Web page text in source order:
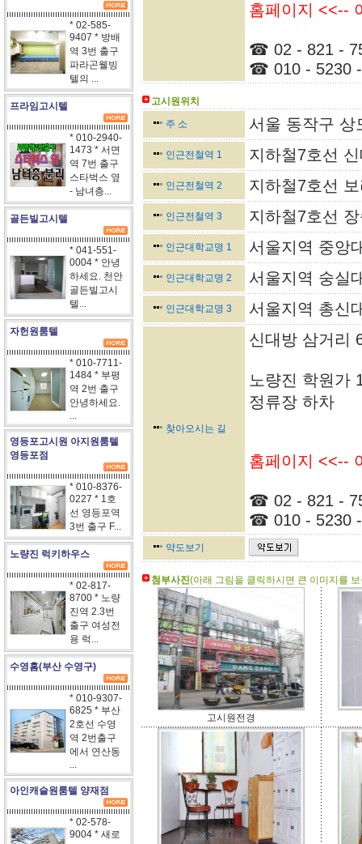
* 02-585-
9407 * 방배
역 3번 출구
파라곤웰빙
텔의 ...
프라임고시텔
* 010-2940-
1473 * 서면
역 7번 출구
스타벅스 옆
- 남녀층...
골든빌고시텔
* 041-551-
0004 * 안녕
하세요. 천안
골든빌고시
텔...
자헌원룸텔
* 010-7711-
1484 * 부평
역 2번 출구
안녕하세요.
...
영등포고시원 아지원룸텔
영등포점
* 010-8376-
0227 * 1호
선 영등포역
3번 출구 F...
노량진 럭키하우스
* 02-817-
8700 * 노량
진역 2.3번
출구 여성전
용 럭...
수영홈(부산 수영구)
* 010-9307-
6825 * 부산
2호선 수영
역 2번출구
에서 연산동
...
아인캐슬원룸텔 양재점
* 02-578-
9004 * 새로
홈페이지 <<--
☎ 02 - 821 -
☎ 010 - 5230
고시원위치
주 소
서울 동작구 상
인근전철역 1 지하철7호선
인근전철역 2 지하철7호선
인근전철역 3 지하철7호선
인근대학교명 1 서울지역 중앙
인근대학교명 2 서울지역 숭실
인근대학교명 3 서울지역 총신
찾아오시는 길
신대방 삼거리
노량진 학원가
정류장 하차
홈페이지 <<--
☎ 02 - 821 -
☎ 010 - 5230
약도보기
첨부사진(아래 그림을 클릭하시면 큰 이미지를
고시원전경